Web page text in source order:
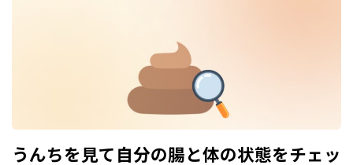
うんちを見て自分の腸と体の状態をチェッ